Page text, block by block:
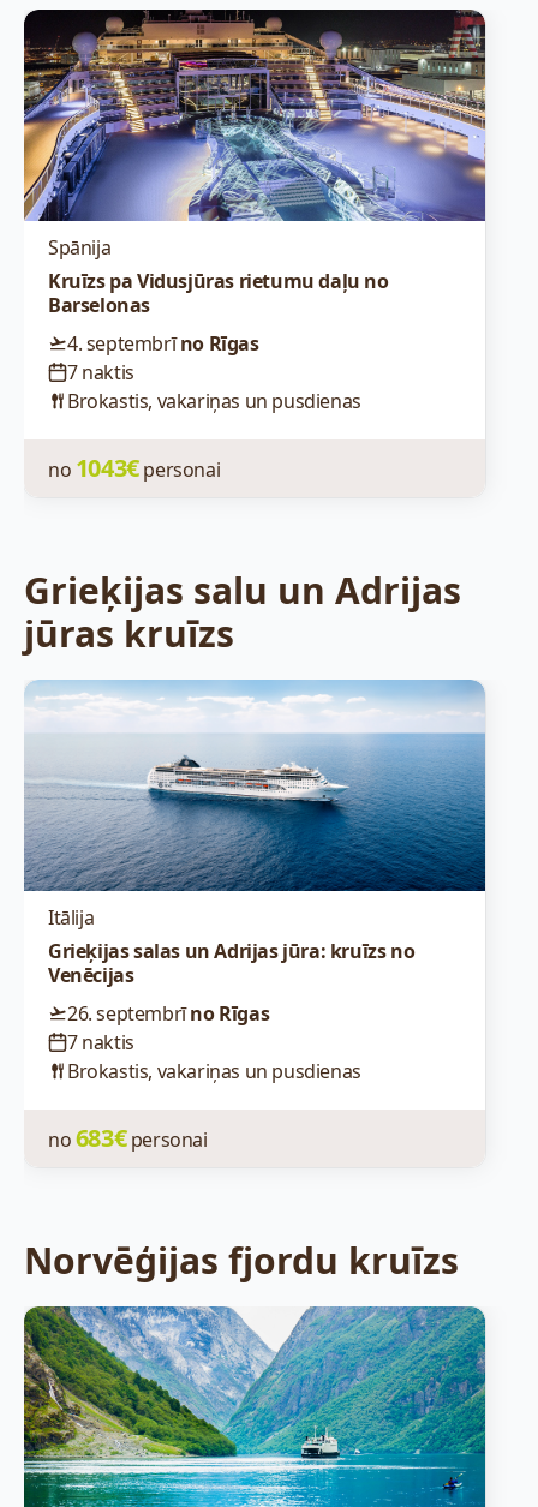
Spānija
Kruīzs pa Vidusjūras rietumu daļu no
Barselonas
4. septembrīno Rīgas
7 naktis
Brokastis, vakariņas un pusdienas
no 1043€personai
Grieķijas salu un Adrijas
jūras kruīzs
Itālija
Grieķijas salas un Adrijas jūra: kruīzs no
Venēcijas
26. septembrīno Rīgas
7 naktis
Brokastis, vakariņas un pusdienas
no683€personai
Norvēģijas fjordu kruīzs